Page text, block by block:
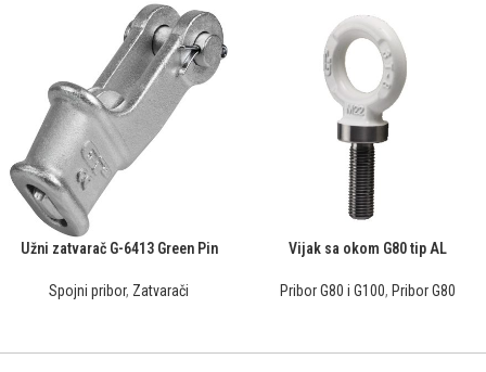
Užni zatvarač G-6413 Green Pin
Spojni pribor, Zatvarači
Vijak sa okom G80 tip AL
Pribor G80 i G100, Pribor G80